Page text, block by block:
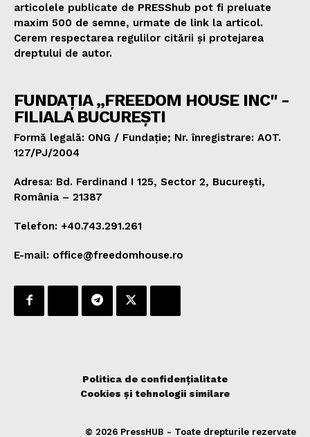
articolele publicate de PRESShub pot fi preluate
maxim 500 de semne, urmate de link la articol.
Cerem respectarea regulilor citării și protejarea
dreptului de autor.
FUNDAȚIA „FREEDOM HOUSE INC" -
FILIALA BUCUREȘTI
Formă legală: ONG / Fundație; Nr. înregistrare: AOT.
127/PJ/2004
Adresa: Bd. Ferdinand I 125, Sector 2, București,
România – 21387
Telefon: +40.743.291.261
E-mail: office@freedomhouse.ro
Politica de confidențialitate
Cookies și tehnologii similare
© 2026 PressHUB - Toate drepturile rezervate